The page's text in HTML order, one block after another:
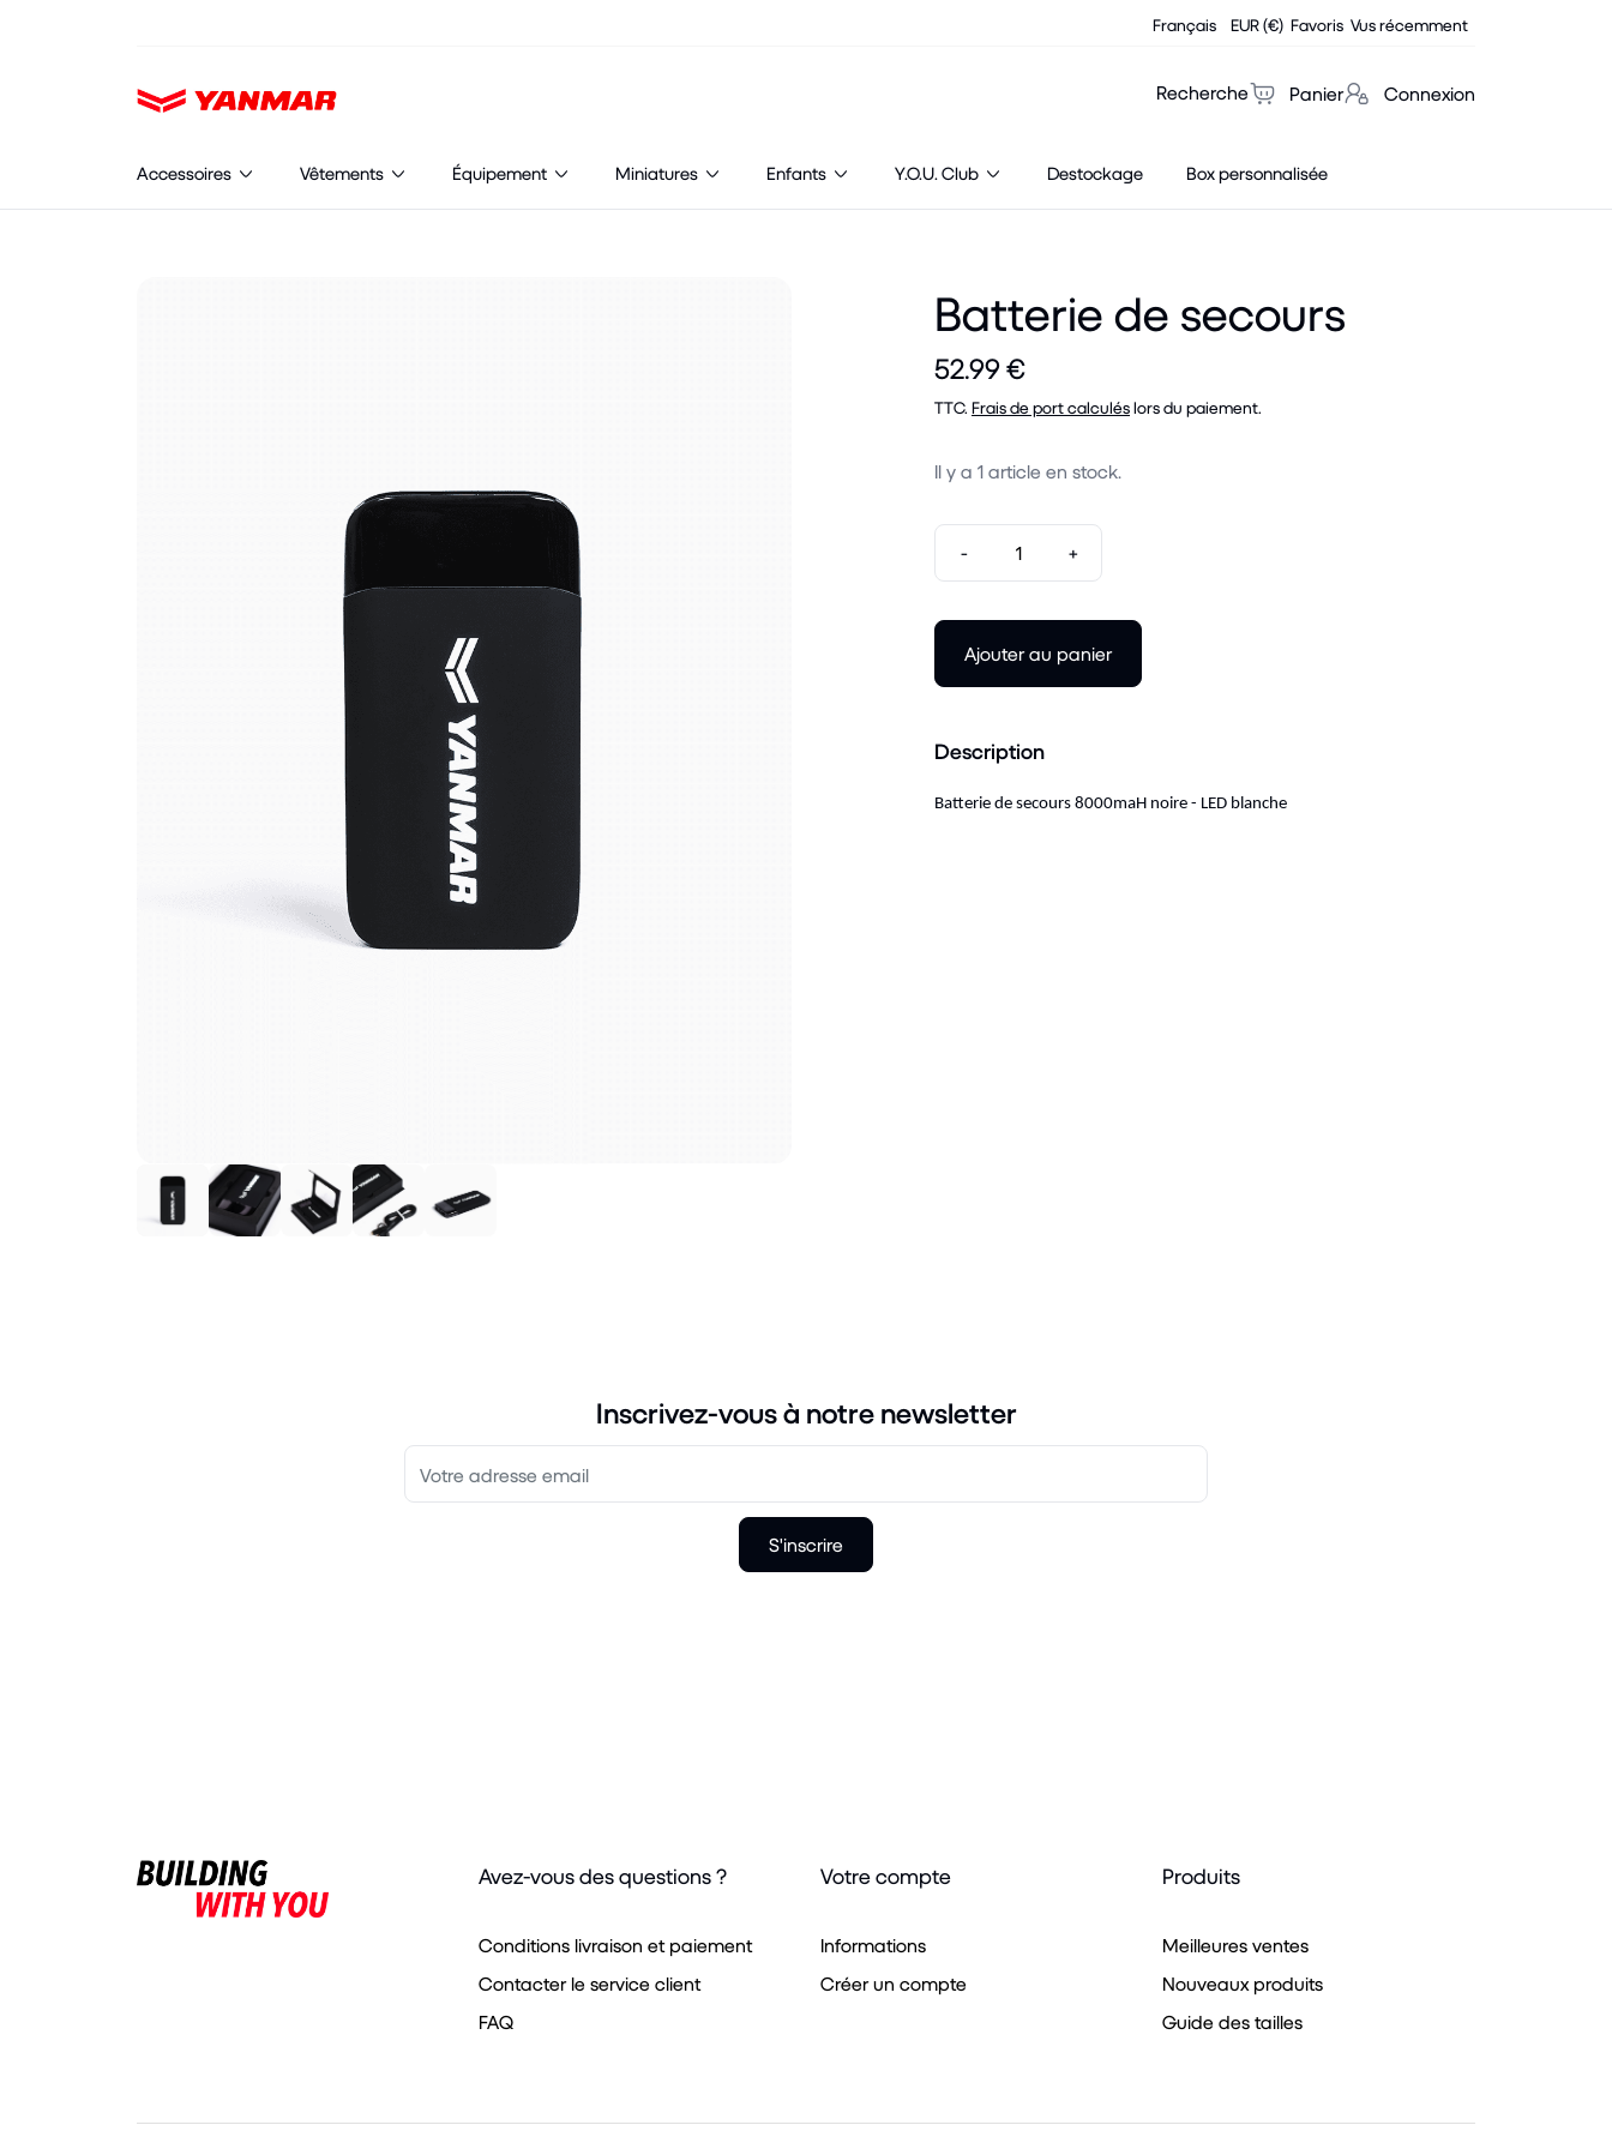
Français EUR (€) Favoris Vus récemment
Recherche Panier Connexion
Accessoires Vêtements Équipement Miniatures Enfants Y.O.U. Club Destockage Box personnalisée
Batterie de secours
52.99 €
TTC. Frais de port calculéslors du paiement.
Il y a 1 article en stock.
- +
Ajouter au panier
Description
Batterie de secours 8000maH noire - LED blanche
Inscrivez-vous à notre newsletter
S'inscrire
Avez-vous des questions ?
Conditions livraison et paiement
Contacter le service client
FAQ
Votre compte
Informations
Créer un compte
Produits
Meilleures ventes
Nouveaux produits
Guide des tailles